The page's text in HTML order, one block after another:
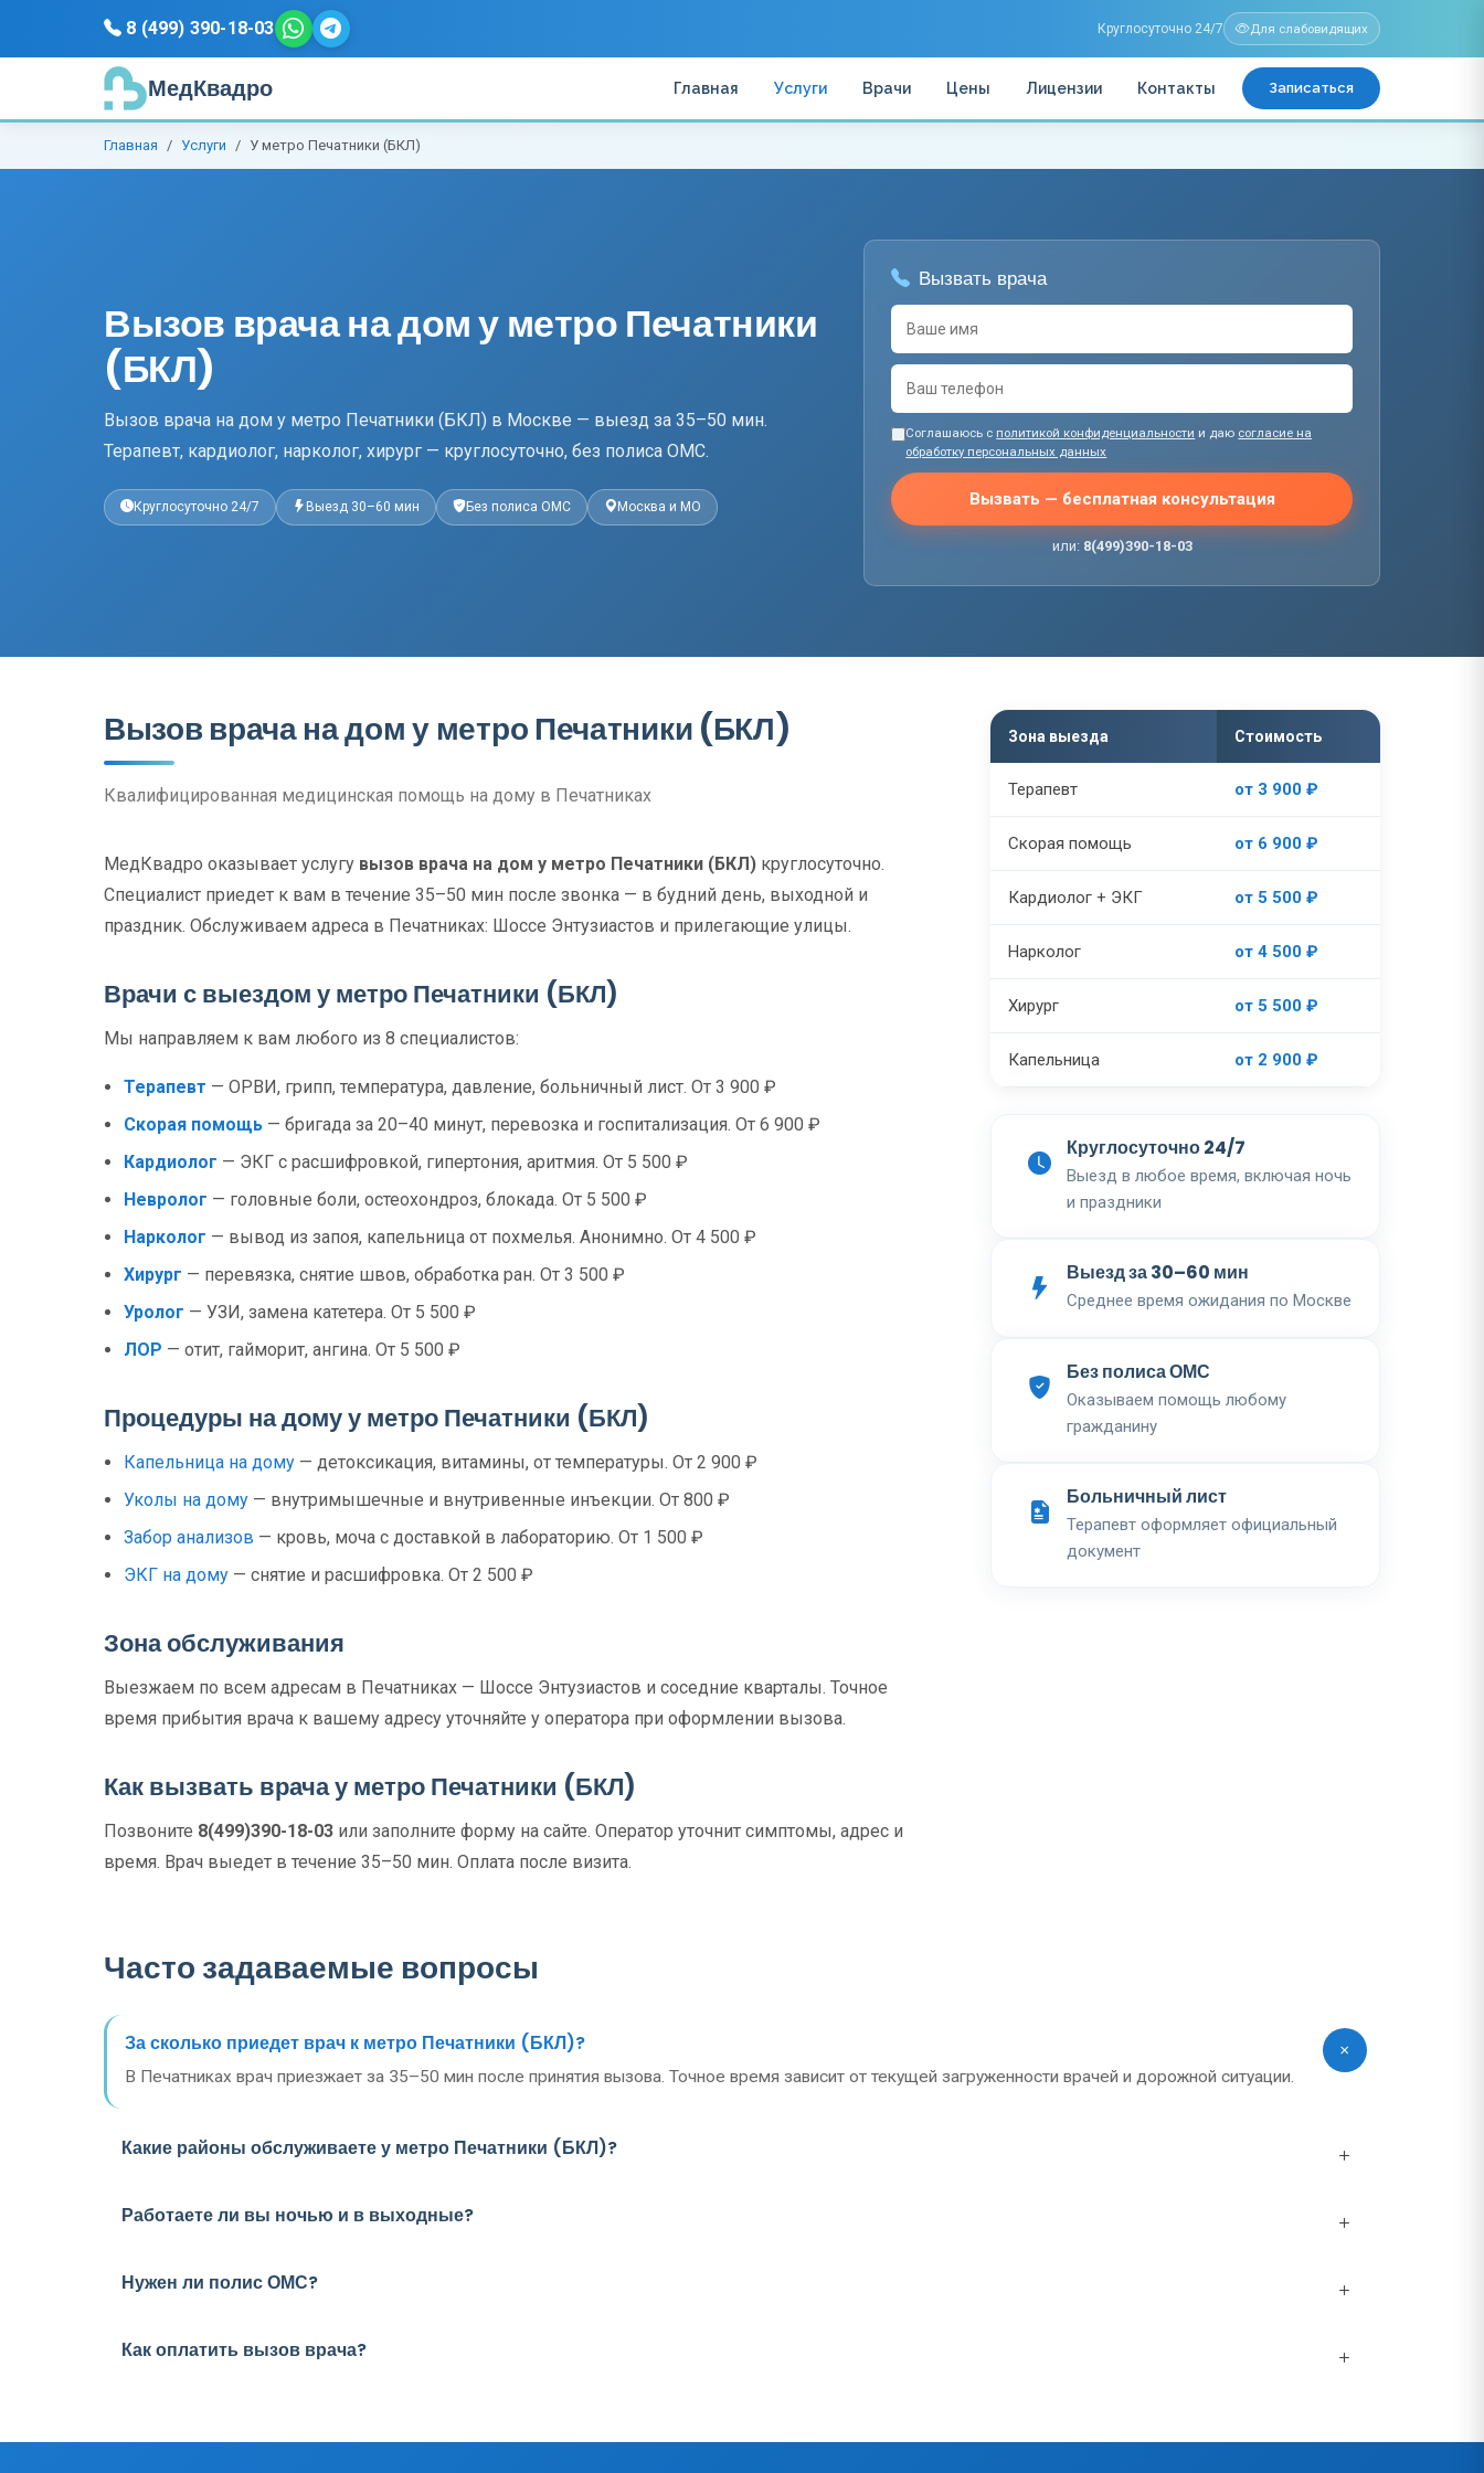
8 (499) 390-18-03 Круглосуточно 24/7 Для слабовидящих
МедКвадро Главная Услуги Врачи Цены Лицензии Контакты Записаться
Главная Услуги У метро Печатники (БКЛ)
Вызов врача на дом у метро Печатники
(БКЛ)
Вызов врача на дом у метро Печатники (БКЛ) в Москве — выезд за 35–50 мин.
Терапевт, кардиолог, нарколог, хирург — круглосуточно, без полиса ОМС.
Круглосуточно 24/7 Выезд 30–60 мин Без полиса ОМС Москва и МО
Вызвать врача
Соглашаюсь с политикой конфиденциальности и даю согласие на
обработку персональных данных
Вызвать — бесплатная консультация
или: 8(499)390-18-03
Вызов врача на дом у метро Печатники (БКЛ)
Квалифицированная медицинская помощь на дому в Печатниках
МедКвадро оказывает услугу вызов врача на дом у метро Печатники (БКЛ) круглосуточно.
Специалист приедет к вам в течение 35–50 мин после звонка — в будний день, выходной и
праздник. Обслуживаем адреса в Печатниках: Шоссе Энтузиастов и прилегающие улицы.
Врачи с выездом у метро Печатники (БКЛ)
Мы направляем к вам любого из 8 специалистов:
Терапевт — ОРВИ, грипп, температура, давление, больничный лист. От 3 900 ₽
Скорая помощь — бригада за 20–40 минут, перевозка и госпитализация. От 6 900 ₽
Кардиолог — ЭКГ с расшифровкой, гипертония, аритмия. От 5 500 ₽
Невролог — головные боли, остеохондроз, блокада. От 5 500 ₽
Нарколог — вывод из запоя, капельница от похмелья. Анонимно. От 4 500 ₽
Хирург — перевязка, снятие швов, обработка ран. От 3 500 ₽
Уролог — УЗИ, замена катетера. От 5 500 ₽
ЛОР — отит, гайморит, ангина. От 5 500 ₽
Процедуры на дому у метро Печатники (БКЛ)
Капельница на дому — детоксикация, витамины, от температуры. От 2 900 ₽
Уколы на дому — внутримышечные и внутривенные инъекции. От 800 ₽
Забор анализов — кровь, моча с доставкой в лабораторию. От 1 500 ₽
ЭКГ на дому — снятие и расшифровка. От 2 500 ₽
Зона обслуживания
Выезжаем по всем адресам в Печатниках — Шоссе Энтузиастов и соседние кварталы. Точное
время прибытия врача к вашему адресу уточняйте у оператора при оформлении вызова.
Как вызвать врача у метро Печатники (БКЛ)
Позвоните 8(499)390-18-03 или заполните форму на сайте. Оператор уточнит симптомы, адрес и
время. Врач выедет в течение 35–50 мин. Оплата после визита.
Зона выезда Стоимость
Терапевт от 3 900 ₽
Скорая помощь от 6 900 ₽
Кардиолог + ЭКГ от 5 500 ₽
Нарколог от 4 500 ₽
Хирург от 5 500 ₽
Капельница от 2 900 ₽
Круглосуточно 24/7
Выезд в любое время, включая ночь
и праздники
Выезд за 30–60 мин
Среднее время ожидания по Москве
Без полиса ОМС
Оказываем помощь любому
гражданину
Больничный лист
Терапевт оформляет официальный
документ
Часто задаваемые вопросы
За сколько приедет врач к метро Печатники (БКЛ)?
В Печатниках врач приезжает за 35–50 мин после принятия вызова. Точное время зависит от текущей загруженности врачей и дорожной ситуации.
Какие районы обслуживаете у метро Печатники (БКЛ)?
Работаете ли вы ночью и в выходные?
Нужен ли полис ОМС?
Как оплатить вызов врача?